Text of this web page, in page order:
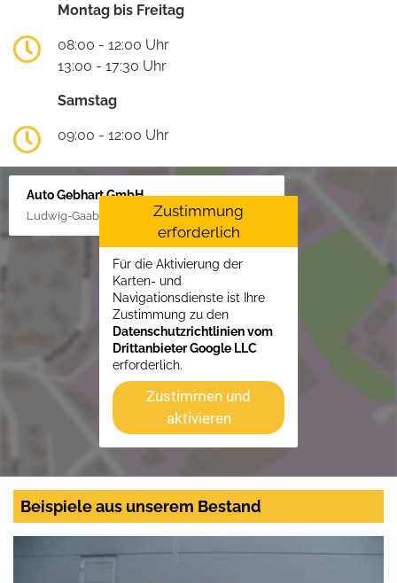
Montag bis Freitag
08:00 - 12:00 Uhr
13:00 - 17:30 Uhr
Samstag
09:00 - 12:00 Uhr
Auto Gebhart GmbH
Ludwig-Gaab-Str. 4, 88427 Bad Schussenried
Zustimmung
erforderlich
Für die Aktivierung der
Karten- und
Navigationsdienste ist Ihre
Zustimmung zu den
Datenschutzrichtlinien vom
Drittanbieter Google LLC
erforderlich.
Zustimmen und
aktivieren
Beispiele aus unserem Bestand